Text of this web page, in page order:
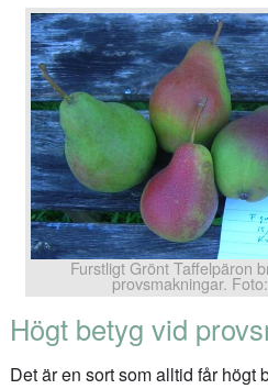
Furstligt Grönt Taffelpäron
provsmakningar.
Högt betyg vid
Det är en sort som alltid får högt